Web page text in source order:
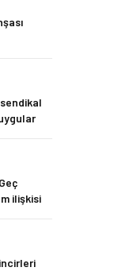
sendikal
ilişkisi